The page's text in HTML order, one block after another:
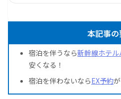
本記事
宿泊を伴うなら新幹線ホテル
安くなる！
宿泊を伴わないならEX予約